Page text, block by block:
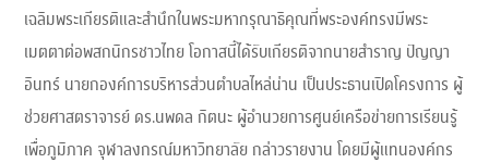
เฉลิมพระเกียรติและสำนึกในพระมหากรุณาธิคุณที่พระองค์ทรงมีพระ
เมตตาต่อพสกนิกรชาวไทย โอกาสนี้ได้รับเกียรติจากนายสำราญ ปัญญา
อินทร์ นายกองค์การบริหารส่วนตำบลไหล่น่าน เป็นประธานเปิดโครงการ ผู้
ช่วยศาสตราจารย์ ดร.นพดล กิตนะ ผู้อำนวยการศูนย์เครือข่ายการเรียนรู้
เพื่อภูมิภาค จุฬาลงกรณ์มหาวิทยาลัย กล่าวรายงาน โดยมีผู้แทนองค์กร